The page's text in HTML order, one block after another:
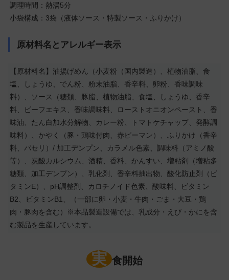
調理時間：熱湯5分
小袋構成：3袋（液体ソース・特製ソース・ふりかけ）
原材料名とアレルギー表示
【原材料名】油揚げめん（小麦粉（国内製造）、植物油脂、食
塩、しょうゆ、でん粉、粉末油脂、香辛料、卵粉、香味調味
料）、ソース（糖類、豚脂、植物油脂、食塩、しょうゆ、香辛
料、ビーフエキス、香味調味料、ローストオニオンペースト、香
味油、たん白加水分解物、カレー粉、トマトケチャップ、発酵調
味料）、かやく（豚・鶏味付肉、赤ピーマン）、ふりかけ（香辛
料、パセリ）/ 加工デンプン、カラメル色素、調味料（アミノ酸
等）、炭酸カルシウム、酒精、香料、かんすい、増粘剤（増粘多
糖類、加工デンプン）、乳化剤、香辛料抽出物、酸化防止剤（ビ
タミンE）、pH調整剤、カロチノイド色素、酸味料、ビタミン
B2、ビタミンB1、（一部に卵・小麦・牛肉・ごま・大豆・鶏
肉・豚肉を含む）※本品製造設備では、乳成分・えび・かにを含
む製品を生産しています。
実 食開始